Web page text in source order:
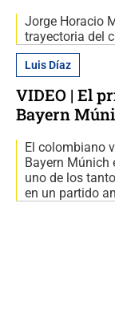
Jorge Horacio
trayectoria del
Luis Díaz
VIDEO | El
Bayern
El colombiano
Bayern Múnich
uno de los
en un partido